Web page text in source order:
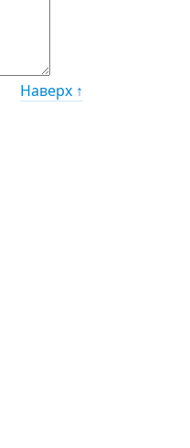
Наверх ↑